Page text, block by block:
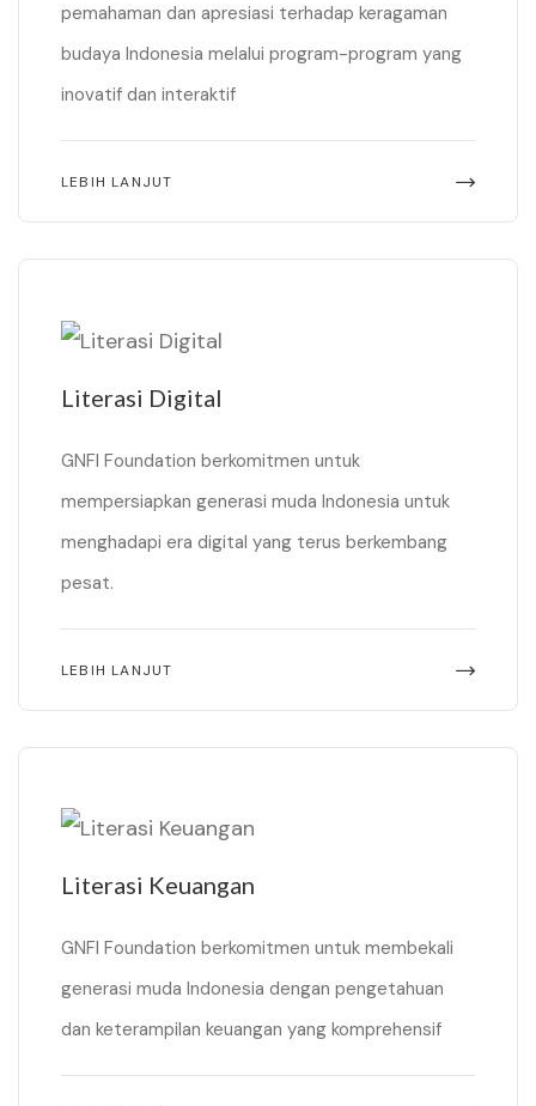
pemahaman dan apresiasi terhadap keragaman
budaya Indonesia melalui program-program yang
inovatif dan interaktif
LEBIH LANJUT
Literasi Digital
GNFI Foundation berkomitmen untuk
mempersiapkan generasi muda Indonesia untuk
menghadapi era digital yang terus berkembang
pesat.
LEBIH LANJUT
Literasi Keuangan
GNFI Foundation berkomitmen untuk membekali
generasi muda Indonesia dengan pengetahuan
dan keterampilan keuangan yang komprehensif